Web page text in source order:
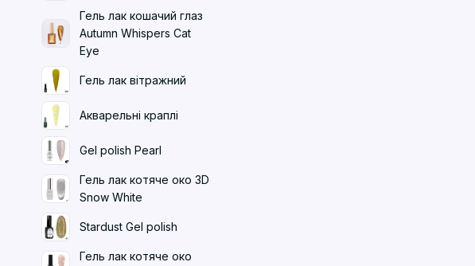
Гель лак кошачий глаз
Autumn Whispers Cat
Eye
Гель лак вітражний
Акварельні краплі
Gel polish Pearl
Гель лак котяче око 3D
Snow White
Stardust Gel polish
Гель лак котяче око